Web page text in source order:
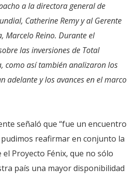
a la directora general de
Catherine Remy y al Gerente
Marcelo Reino. Durante el
las inversiones de Total
como así también analizaron los
adelante y los avances en el marco
señaló que “fue un encuentro
reafirmar en conjunto la
Proyecto Fénix, que no sólo
país una mayor disponibilidad